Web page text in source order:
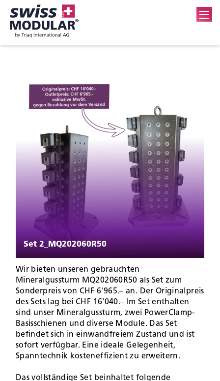
Set 2_MQ202060R50
Wir bieten unseren gebrauchten
Mineralgussturm MQ202060R50 als Set zum
Sonderpreis von CHF 6'965.– an. Der Originalpreis
des Sets lag bei CHF 16'040.– Im Set enthalten
sind unser Mineralgussturm, zwei PowerClamp-
Basisschienen und diverse Module. Das Set
befindet sich in einwandfreiem Zustand und ist
sofort verfügbar. Eine ideale Gelegenheit,
Spanntechnik kosteneffizient zu erweitern.
Das vollständige Set beinhaltet folgende